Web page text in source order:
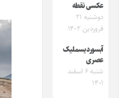
عکسی نقطه
دوشنبه ۲۱
فروردین ۱۴۰۲
آبسوردیسملیک
عصری
شنبه ۶ اسفند
۱۴۰۱